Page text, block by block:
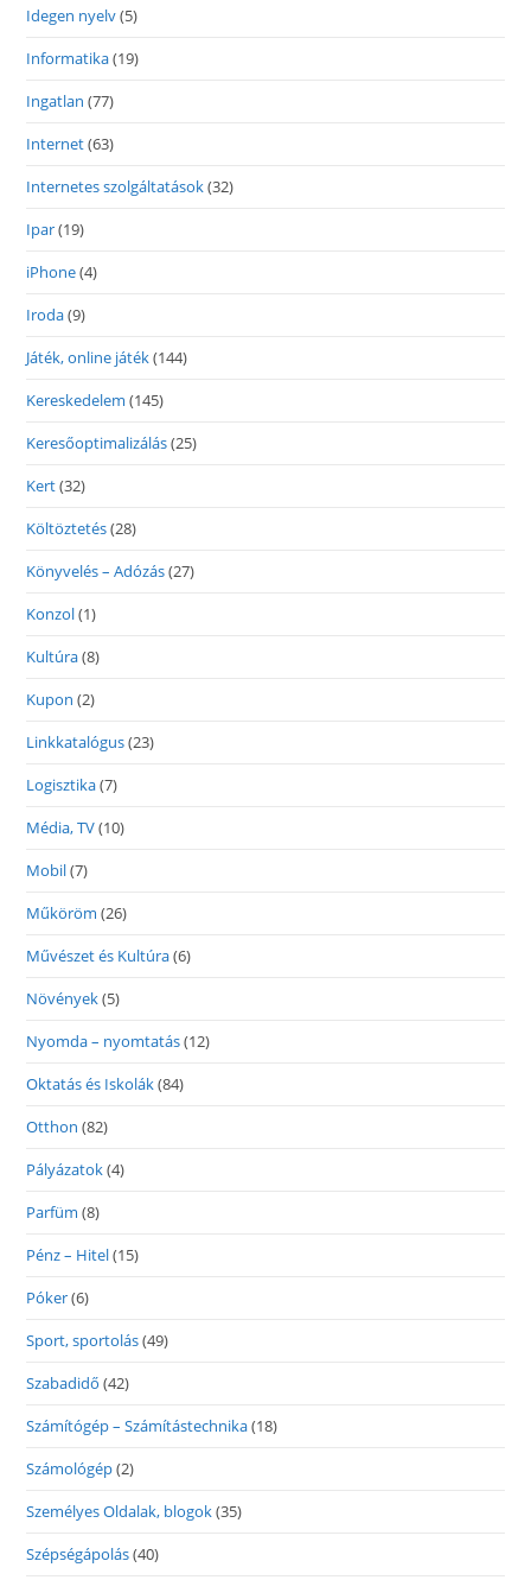
Idegen nyelv(5)
Informatika(19)
Ingatlan (77)
Internet(63)
Internetes szolgáltatások(32)
Ipar(19)
iPhone(4)
Iroda(9)
Játék, online játék(144)
Kereskedelem (145)
Keresőoptimalizálás(25)
Kert(32)
Költöztetés(28)
Könyvelés – Adózás(27)
Konzol(1)
Kultúra(8)
Kupon (2)
Linkkatalógus(23)
Logisztika(7)
Média, TV(10)
Mobil(7)
Műköröm (26)
Művészet és Kultúra(6)
Növények(5)
Nyomda – nyomtatás(12)
Oktatás és Iskolák(84)
Otthon (82)
Pályázatok(4)
Parfüm (8)
Pénz – Hitel(15)
Póker(6)
Sport, sportolás(49)
Szabadidő (42)
Számítógép – Számítástechnika(18)
Számológép(2)
Személyes Oldalak, blogok(35)
Szépségápolás(40)